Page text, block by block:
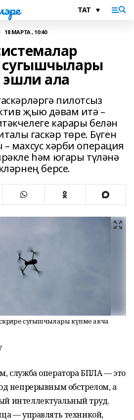
18 МАРТА , 10:40
сугышчылары
эшли ала
пилотсыз
җыю дәвам итә –
карары белән
гаскәр төре. Бүген
махсус хәрби операция
һәм югары түләнә
берсе.
сугышчылары күпме акча
служба оператора БПЛА — это
непрерывным обстрелом, а
интеллектуальный труд.
— управлять техникой,